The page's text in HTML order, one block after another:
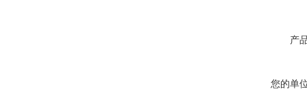
产
您的单